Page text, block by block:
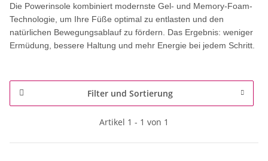
Die Powerinsole kombiniert modernste Gel- und Memory-Foam-
Technologie, um Ihre Füße optimal zu entlasten und den
natürlichen Bewegungsablauf zu fördern. Das Ergebnis: weniger
Ermüdung, bessere Haltung und mehr Energie bei jedem Schritt.
Filter und Sortierung
Artikel 1 - 1 von 1